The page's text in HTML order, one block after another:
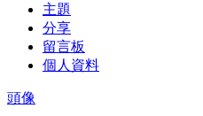
主題
分享
留言板
個人資料
頭像